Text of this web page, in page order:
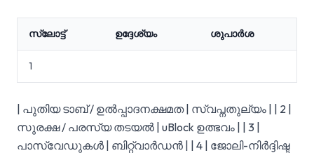
സ്ലോട്ട് ഉദ്ദേശ്യം ശുപാർശ
1
| പുതിയ ടാബ് / ഉൽപ്പാദനക്ഷമത | സ്വപ്നതുല്യം | | 2 |
സുരക്ഷ / പരസ്യ തടയൽ | uBlock ഉത്ഭവം | | 3 |
പാസ്‌വേഡുകൾ | ബിറ്റ്വാർഡൻ | | 4 | ജോലി-നിർദ്ദിഷ്ട